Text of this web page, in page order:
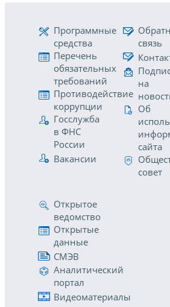
Программные
средства
Перечень
обязательных
требований
Противодействие
коррупции
Госслужба
в ФНС
России
Вакансии
связь
на
Об
сайта
совет
Открытое
ведомство
Открытые
данные
СМЭВ
Аналитический
портал
Видеоматериалы